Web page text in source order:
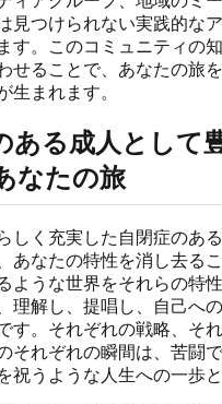
見つけられない実践的な
す。このコミュニティの
せることで、あなたの旅
生まれます。
ある成人として
なたの旅
しく充実した自閉症のあ
あなたの特性を消し去る
ような世界をそれらの特
理解し、提唱し、自己へ
す。それぞれの戦略、そ
それぞれの瞬間は、苦闘
祝うような人生への一歩と